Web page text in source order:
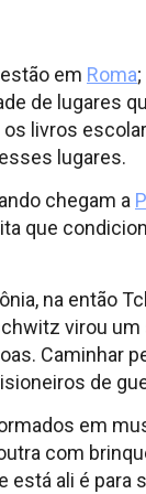
em Roma
de lugares
os livros
lugares.
chegam a
que
na então
virou
Caminhar
de
em
com
ali é para